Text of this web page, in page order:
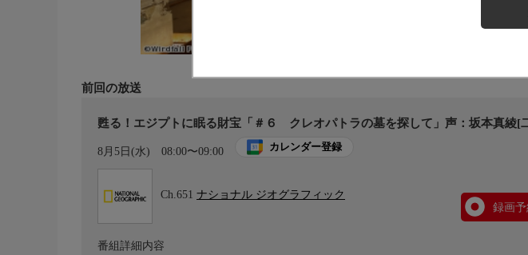
前回の放送
甦る！エジプトに眠る財宝「＃６ クレオパトラの墓を探して」声：坂本真綾[
8月5日(水) 08:00〜09:00 カレンダー登録
Ch.651 ナショナル ジオグラフィック
録画予
番組詳細内容